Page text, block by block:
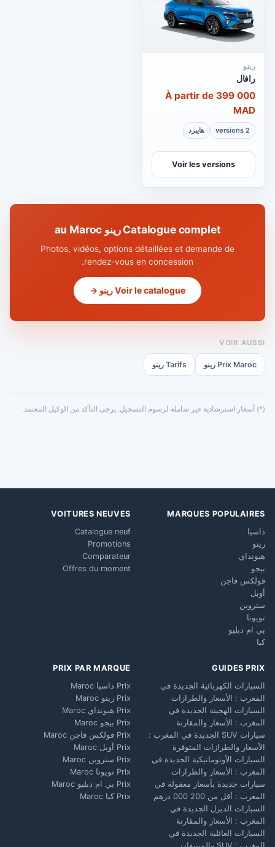
رينو
رافال
À partir de 399 000
MAD
2 versions هايبرد
Voir les versions
Catalogue complet رينو au Maroc
Photos, vidéos, options détaillées et demande de
rendez-vous en concession.
Voir le catalogue رينو →
VOIR AUSSI
Prix Maroc رينو Tarifs رينو
(*) أسعار استرشادية غير شاملة لرسوم التسجيل. يرجى التأكد من الوكيل المعتمد.
MARQUES POPULAIRES
داسيا
رينو
هيونداي
بيجو
فولكس فاجن
أوبل
ستروين
تويوتا
بي ام دبليو
كيا
VOITURES NEUVES
Catalogue neuf
Promotions
Comparateur
Offres du moment
GUIDES PRIX
السيارات الكهربائية الجديدة في
المغرب : الأسعار والطرازات
السيارات الهجينة الجديدة في
المغرب : الأسعار والمقارنة
سيارات SUV الجديدة في المغرب :
الأسعار والطرازات المتوفرة
السيارات الأوتوماتيكية الجديدة في
المغرب : الأسعار والطرازات
سيارات جديدة بأسعار معقولة في
المغرب : أقل من 200 000 درهم
السيارات الديزل الجديدة في
المغرب : الأسعار والمقارنة
السيارات العائلية الجديدة في
PRIX PAR MARQUE
Prix داسيا Maroc
Prix رينو Maroc
Prix هيونداي Maroc
Prix بيجو Maroc
Prix فولكس فاجن Maroc
Prix أوبل Maroc
Prix ستروين Maroc
Prix تويوتا Maroc
Prix بي ام دبليو Maroc
Prix كيا Maroc